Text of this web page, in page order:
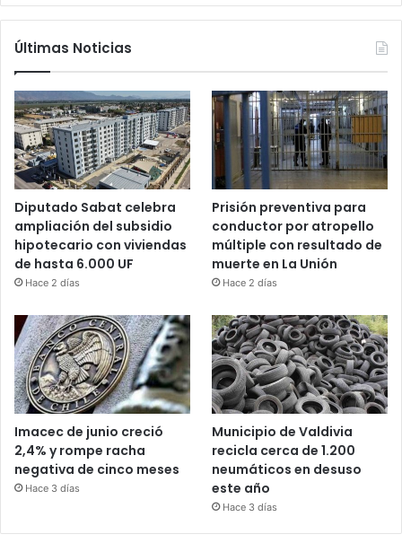
Últimas Noticias
Diputado Sabat celebra
ampliación del subsidio
hipotecario con viviendas
de hasta 6.000 UF
Hace 2 días
Prisión preventiva para
conductor por atropello
múltiple con resultado de
muerte en La Unión
Hace 2 días
Imacec de junio creció
2,4% y rompe racha
negativa de cinco meses
Hace 3 días
Municipio de Valdivia
recicla cerca de 1.200
neumáticos en desuso
este año
Hace 3 días